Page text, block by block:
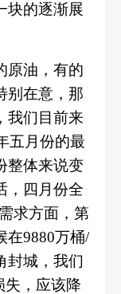
块的逐渐展
原油，有的
别在意，那
我们目前来
五月份的最
整体来说变
，四月份全
求方面，第
在9880万桶/
封城，我们
失，应该降